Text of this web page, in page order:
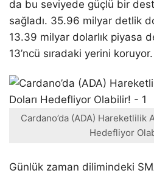
da bu seviyede güçlü bir
sağladı. 35.96 milyar detlik
13.39 milyar dolarlık piyasa
13’ncü sıradaki yerini koruyor.
Cardano’da (ADA) Hareketlilik
Hedefliyor
Günlük zaman dilimindeki